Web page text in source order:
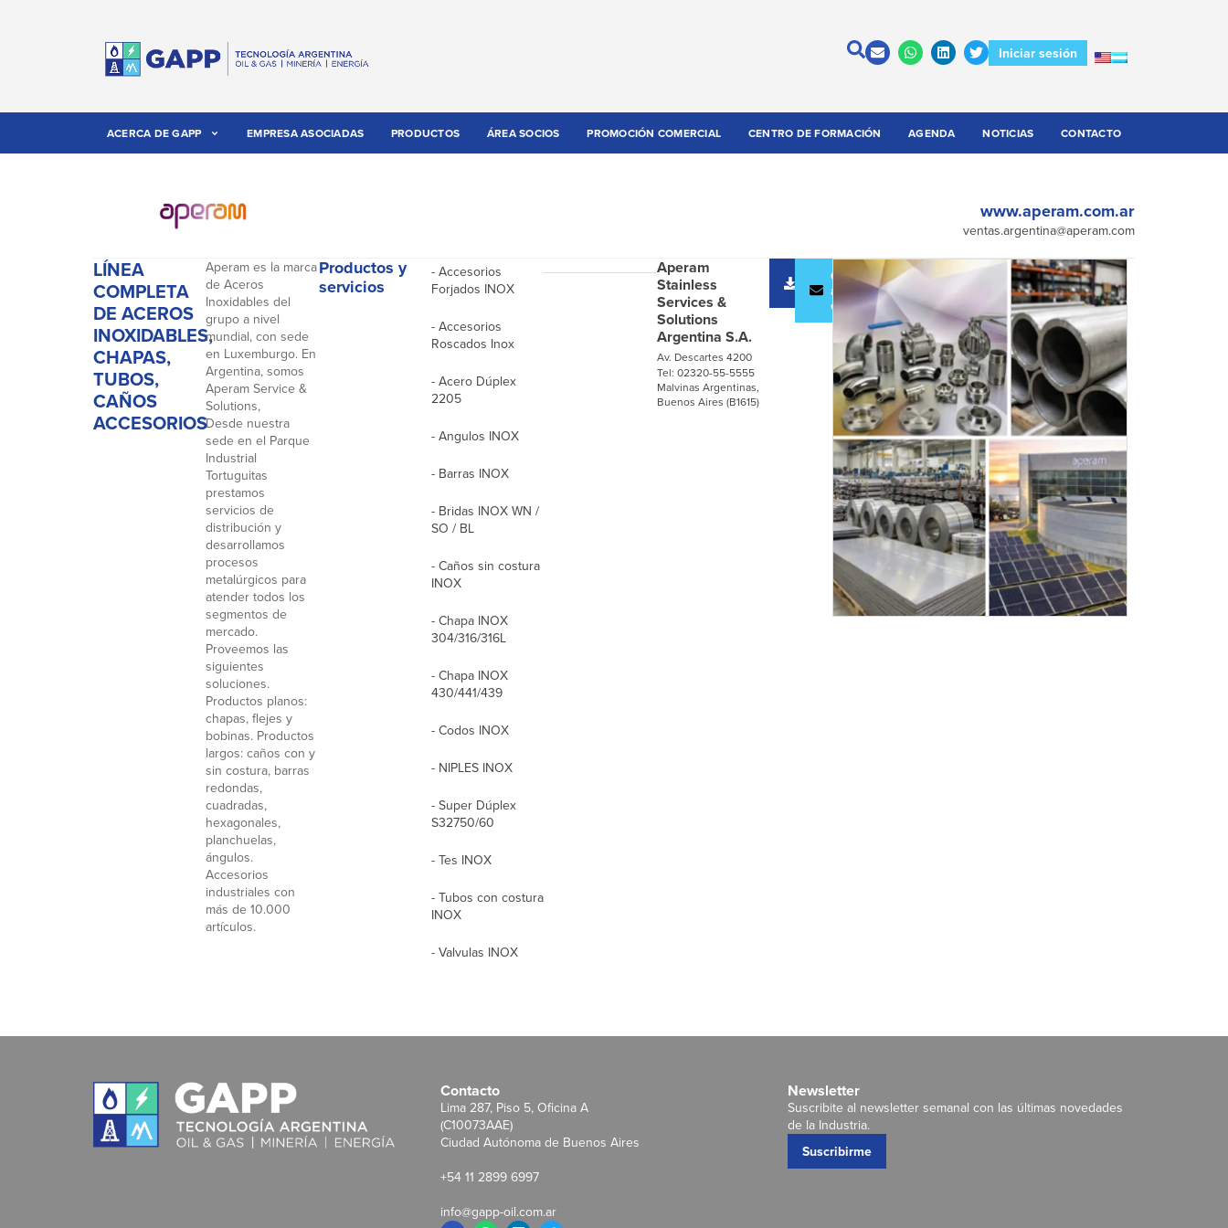
Iniciar sesión
ACERCA DE GAPP EMPRESA ASOCIADAS PRODUCTOS ÁREA SOCIOS PROMOCIÓN COMERCIAL CENTRO DE FORMACIÓN AGENDA NOTICIAS CONTACTO
www.aperam.com.ar
ventas.argentina@aperam.com
LÍNEA
COMPLETA
DE ACEROS
INOXIDABLES,
CHAPAS,
TUBOS,
CAÑOS
ACCESORIOS
Aperam es la marca
de Aceros
Inoxidables del
grupo a nivel
mundial, con sede
en Luxemburgo. En
Argentina, somos
Aperam Service &
Solutions,
Desde nuestra
sede en el Parque
Industrial
Tortuguitas
prestamos
servicios de
distribución y
desarrollamos
procesos
metalúrgicos para
atender todos los
segmentos de
mercado.
Proveemos las
siguientes
soluciones.
Productos planos:
chapas, flejes y
bobinas. Productos
largos: caños con y
sin costura, barras
redondas,
cuadradas,
hexagonales,
planchuelas,
ángulos.
Accesorios
industriales con
más de 10.000
artículos.
Productos y
servicios
- Accesorios
Forjados INOX
- Accesorios
Roscados Inox
- Acero Dúplex
2205
- Angulos INOX
- Barras INOX
- Bridas INOX WN /
SO / BL
- Caños sin costura
INOX
- Chapa INOX
304/316/316L
- Chapa INOX
430/441/439
- Codos INOX
- NIPLES INOX
- Super Dúplex
S32750/60
- Tes INOX
- Tubos con costura
INOX
- Valvulas INOX
Aperam
Stainless
Services &
Solutions
Argentina S.A.
Av. Descartes 4200
Tel: 02320-55-5555
Malvinas Argentinas,
Buenos Aires (B1615)
Descargar
catálogo
Contactar
a la
empresa
Contacto
Lima 287, Piso 5, Oficina A
(C10073AAE)
Ciudad Autónoma de Buenos Aires
+54 11 2899 6997
info@gapp-oil.com.ar
Newsletter
Suscribite al newsletter semanal con las últimas novedades
de la Industria.
Suscribirme